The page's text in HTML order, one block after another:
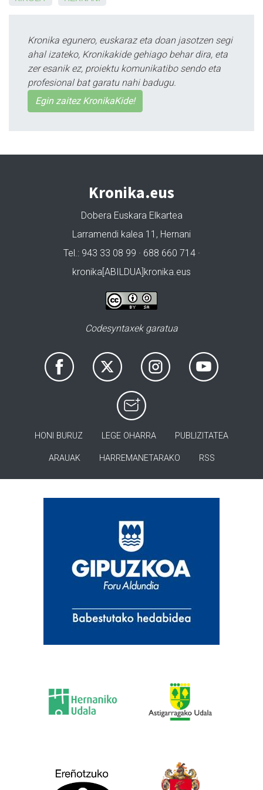
Kronika egunero, euskaraz eta doan jasotzen segi
ahal izateko, Kronikakide gehiago behar dira, eta
zer esanik ez, proiektu komunikatibo sendo eta
profesional bat garatu nahi badugu.
Egin zaitez KronikaKide!
Kronika.eus
Dobera Euskara Elkartea
Larramendi kalea 11, Hernani
Tel.: 943 33 08 99 · 688 660 714 ·
kronika[ABILDUA]kronika.eus
Codesyntaxek garatua
HONI BURUZ LEGE OHARRA PUBLIZITATEA
ARAUAK HARREMANETARAKO RSS